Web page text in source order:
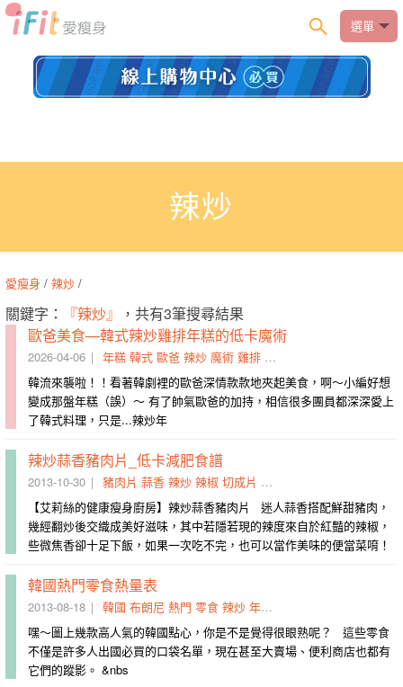
選單
辣炒
愛瘦身 / 辣炒 /
關鍵字： 『辣炒』
，共有3筆搜尋結果
歐爸美食—韓式辣炒雞排年糕的低卡魔術
2026-04-06 年糕 韓式 歐爸 辣炒 魔術 雞排 辣椒粉
韓流來襲啦！！看著韓劇裡的歐爸深情​款款地夾起美食，啊～小編好想
變成那盤年糕（誤）～ 有了​帥氣歐爸的加持，相信很多團員都深深愛上
了韓式料理，只是...​辣炒年
辣炒蒜香豬肉片_低卡減肥食譜
2013-10-30 豬肉片 蒜香 辣炒 辣椒 切成片 若隱若現
【艾莉絲的健康瘦身廚房】辣炒蒜香豬肉片 迷人蒜香搭配鮮甜豬肉，
幾經翻炒後交織成美好滋味，其中若隱若現的辣度來自於紅豔的辣椒，
些微焦香卻十足下飯，如果一次吃不完，也可以當作美味的便當菜唷！
韓國熱門零食熱量表
2013-08-18 韓國 布朗尼 熱門 零食 辣炒 年糕
嘿～圖上幾款高人氣的韓國點心，你是不是覺得很眼熟呢？ 這些零食
不僅是許多人出國必買的口袋名單，現在甚至大賣場、便利商店也都有
它們的蹤影。 &nbs